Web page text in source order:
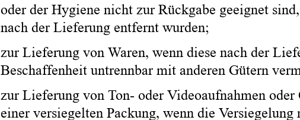
oder der Hygiene nicht zur Rückgabe geeignet
nach der Lieferung entfernt wurden;
zur Lieferung von Waren, wenn diese nach der
Beschaffenheit untrennbar mit anderen Gütern
zur Lieferung von Ton- oder Videoaufnahmen
einer versiegelten Packung, wenn die